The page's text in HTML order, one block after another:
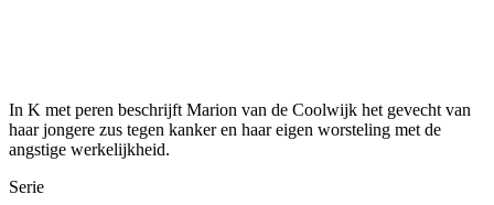
In K met peren beschrijft Marion van de Coolwijk het gevecht van
haar jongere zus tegen kanker en haar eigen worsteling met de
angstige werkelijkheid.
Serie